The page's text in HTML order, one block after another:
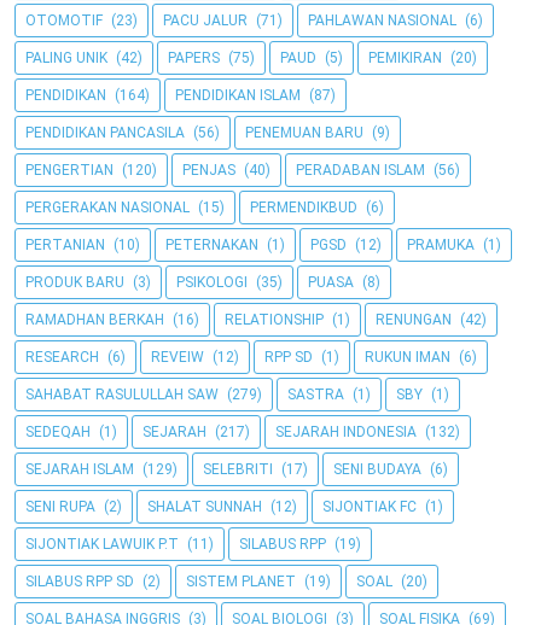
OTOMOTIF (23) PACU JALUR (71) PAHLAWAN NASIONAL (6)
PALING UNIK (42) PAPERS (75) PAUD (5) PEMIKIRAN (20)
PENDIDIKAN (164) PENDIDIKAN ISLAM (87)
PENDIDIKAN PANCASILA (56) PENEMUAN BARU (9)
PENGERTIAN (120) PENJAS (40) PERADABAN ISLAM (56)
PERGERAKAN NASIONAL (15) PERMENDIKBUD (6)
PERTANIAN (10) PETERNAKAN (1) PGSD (12) PRAMUKA (1)
PRODUK BARU (3) PSIKOLOGI (35) PUASA (8)
RAMADHAN BERKAH (16) RELATIONSHIP (1) RENUNGAN (42)
RESEARCH (6) REVEIW (12) RPP SD (1) RUKUN IMAN (6)
SAHABAT RASULULLAH SAW (279) SASTRA (1) SBY (1)
SEDEQAH (1) SEJARAH (217) SEJARAH INDONESIA (132)
SEJARAH ISLAM (129) SELEBRITI (17) SENI BUDAYA (6)
SENI RUPA (2) SHALAT SUNNAH (12) SIJONTIAK FC (1)
SIJONTIAK LAWUIK P.T (11) SILABUS RPP (19)
SILABUS RPP SD (2) SISTEM PLANET (19) SOAL (20)
SOAL BAHASA INGGRIS (3) SOAL BIOLOGI (3) SOAL FISIKA (69)